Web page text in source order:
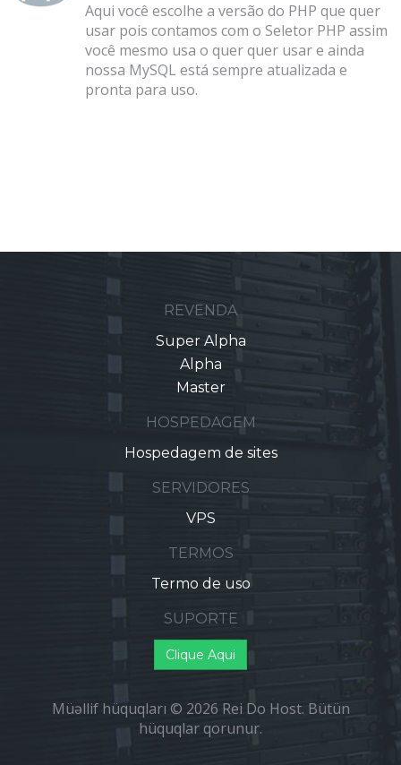
Aqui você escolhe a versão do PHP que quer
usar pois contamos com o Seletor PHP assim
você mesmo usa o quer quer usar e ainda
nossa MySQL está sempre atualizada e
pronta para uso.
REVENDA
Super Alpha
Alpha
Master
HOSPEDAGEM
Hospedagem de sites
SERVIDORES
VPS
TERMOS
Termo de uso
SUPORTE
Clique Aqui
Müəllif hüquqları © 2026 Rei Do Host. Bütün
hüquqlar qorunur.